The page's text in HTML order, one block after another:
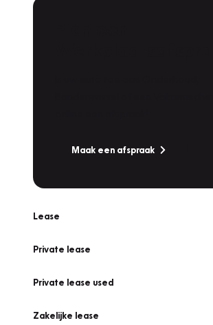
Maak een afspraak
Lease
Private lease
Private lease used
Zakelijke lease